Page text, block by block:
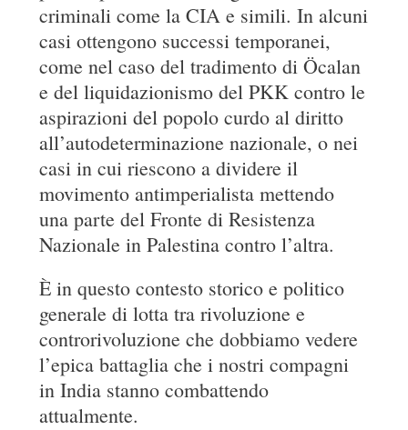
criminali come la CIA e simili. In alcuni
casi ottengono successi temporanei,
come nel caso del tradimento di Öcalan
e del liquidazionismo del PKK contro le
aspirazioni del popolo curdo al diritto
all’autodeterminazione nazionale, o nei
casi in cui riescono a dividere il
movimento antimperialista mettendo
una parte del Fronte di Resistenza
Nazionale in Palestina contro l’altra.
È in questo contesto storico e politico
generale di lotta tra rivoluzione e
controrivoluzione che dobbiamo vedere
l’epica battaglia che i nostri compagni
in India stanno combattendo
attualmente.